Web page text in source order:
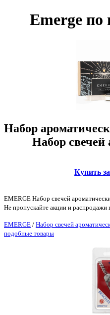
Emerge по
Набор
Набор свечей
Купить
EMERGE Набор свечей
Не пропускайте акции и распродажи
EMERGE / Набор свечей
подобные товары